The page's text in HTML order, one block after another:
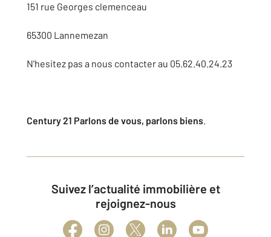
151 rue Georges clemenceau
65300 Lannemezan
N'hesitez pas a nous contacter au 05.62.40.24.23
Century 21 Parlons de vous, parlons biens.
Suivez l’actualité immobilière et
rejoignez-nous